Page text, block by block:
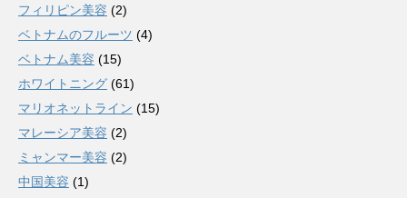
フィリピン美容 (2)
ベトナムのフルーツ (4)
ベトナム美容 (15)
ホワイトニング (61)
マリオネットライン (15)
マレーシア美容 (2)
ミャンマー美容 (2)
中国美容 (1)